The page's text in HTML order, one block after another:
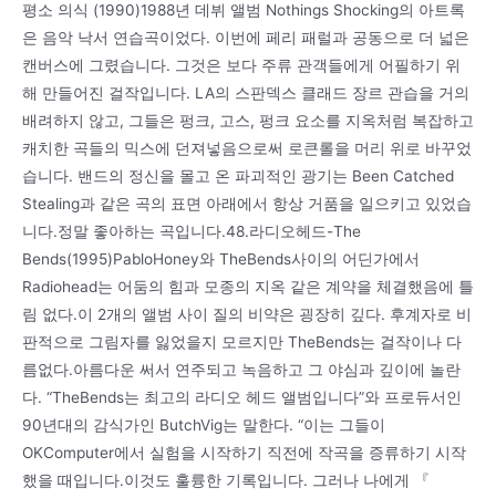
평소 의식 (1990)1988년 데뷔 앨범 Nothings Shocking의 아트록
은 음악 낙서 연습곡이었다. 이번에 페리 패럴과 공동으로 더 넓은
캔버스에 그렸습니다. 그것은 보다 주류 관객들에게 어필하기 위
해 만들어진 걸작입니다. LA의 스판덱스 클래드 장르 관습을 거의
배려하지 않고, 그들은 펑크, 고스, 펑크 요소를 지옥처럼 복잡하고
캐치한 곡들의 믹스에 던져넣음으로써 로큰롤을 머리 위로 바꾸었
습니다. 밴드의 정신을 몰고 온 파괴적인 광기는 Been Catched
Stealing과 같은 곡의 표면 아래에서 항상 거품을 일으키고 있었습
니다.정말 좋아하는 곡입니다.48.라디오헤드-The
Bends(1995)PabloHoney와 TheBends사이의 어딘가에서
Radiohead는 어둠의 힘과 모종의 지옥 같은 계약을 체결했음에 틀
림 없다.이 2개의 앨범 사이 질의 비약은 굉장히 깊다. 후계자로 비
판적으로 그림자를 잃었을지 모르지만 TheBends는 걸작이나 다
름없다.아름다운 써서 연주되고 녹음하고 그 야심과 깊이에 놀란
다. “TheBends는 최고의 라디오 헤드 앨범입니다”와 프로듀서인
90년대의 감식가인 ButchVig는 말한다. “이는 그들이
OKComputer에서 실험을 시작하기 직전에 작곡을 증류하기 시작
했을 때입니다.이것도 훌륭한 기록입니다. 그러나 나에게 『